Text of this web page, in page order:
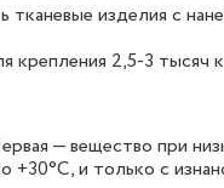
изделия с
2,5-3 тысяч
— вещество при
+30°С, и только с